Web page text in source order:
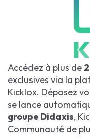
Accédez à plus de
exclusives via la
Kicklox. Déposez
se lance
groupe Didaxis,
Communauté de